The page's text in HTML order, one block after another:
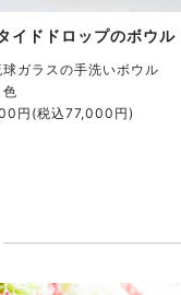
イドドロップのボウル
ガラスの手洗いボウル
円(税込77,000円)